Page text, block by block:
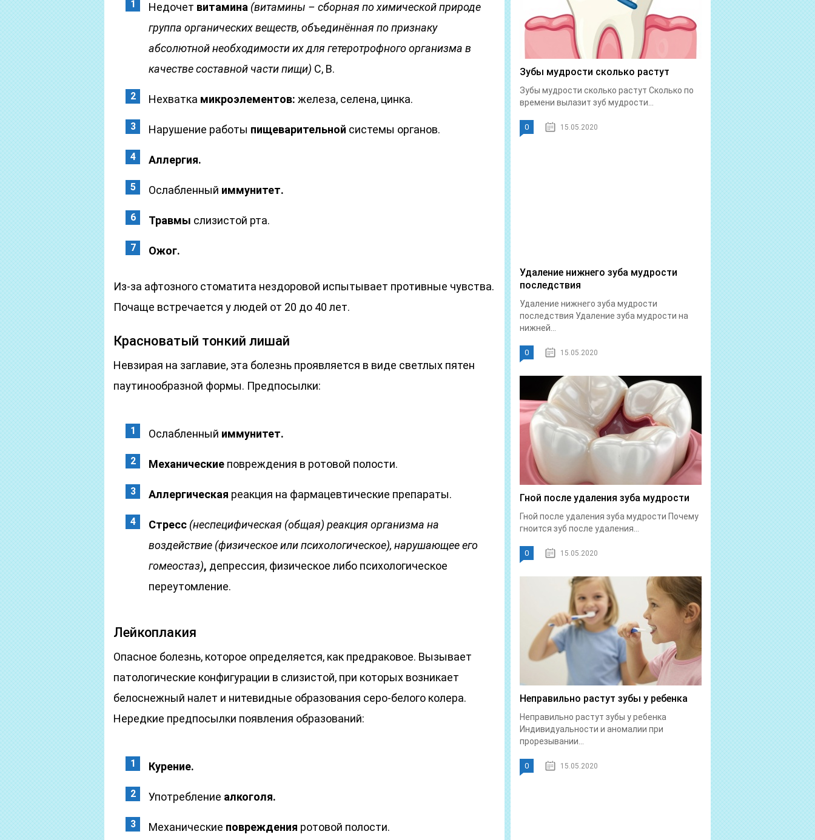
Недочет витамина (витамины – сборная по химической природе
группа органических веществ, объединённая по признаку
абсолютной необходимости их для гетеротрофного организма в
качестве составной части пищи) С, В.
Нехватка микроэлементов: железа, селена, цинка.
Нарушение работы пищеварительной системы органов.
Аллергия.
Ослабленный иммунитет.
Травмы слизистой рта.
Ожог.
Из-за афтозного стоматита нездоровой испытывает противные чувства.
Почаще встречается у людей от 20 до 40 лет.
Красноватый тонкий лишай
Невзирая на заглавие, эта болезнь проявляется в виде светлых пятен
паутинообразной формы. Предпосылки:
Ослабленный иммунитет.
Механические повреждения в ротовой полости.
Аллергическая реакция на фармацевтические препараты.
Стресс (неспецифическая (общая) реакция организма на
воздействие (физическое или психологическое), нарушающее его
гомеостаз), депрессия, физическое либо психологическое
переутомление.
Лейкоплакия
Опасное болезнь, которое определяется, как предраковое. Вызывает
патологические конфигурации в слизистой, при которых возникает
белоснежный налет и нитевидные образования серо-белого колера.
Нередкие предпосылки появления образований:
Курение.
Употребление алкоголя.
Механические повреждения ротовой полости.
Зубы мудрости сколько растут
Зубы мудрости сколько растут Сколько по
времени вылазит зуб мудрости...
0 15.05.2020
Удаление нижнего зуба мудрости
последствия
Удаление нижнего зуба мудрости
последствия Удаление зуба мудрости на
нижней...
0 15.05.2020
Гной после удаления зуба мудрости
Гной после удаления зуба мудрости Почему
гноится зуб после удаления...
0 15.05.2020
Неправильно растут зубы у ребенка
Неправильно растут зубы у ребенка
Индивидуальности и аномалии при
прорезывании...
0 15.05.2020